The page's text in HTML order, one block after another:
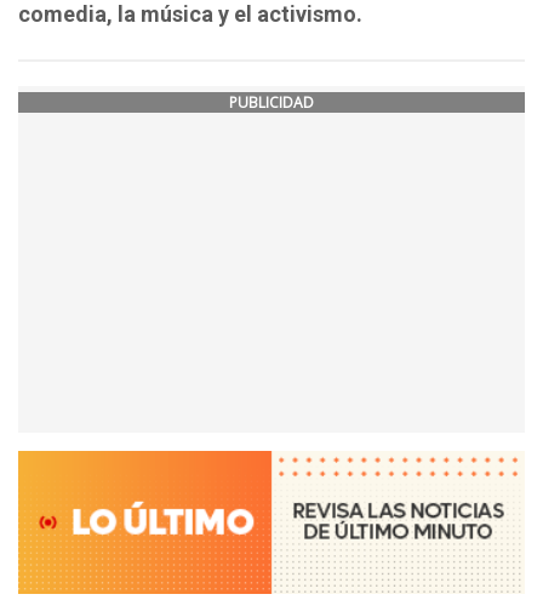
comedia, la música y el activismo.
PUBLICIDAD